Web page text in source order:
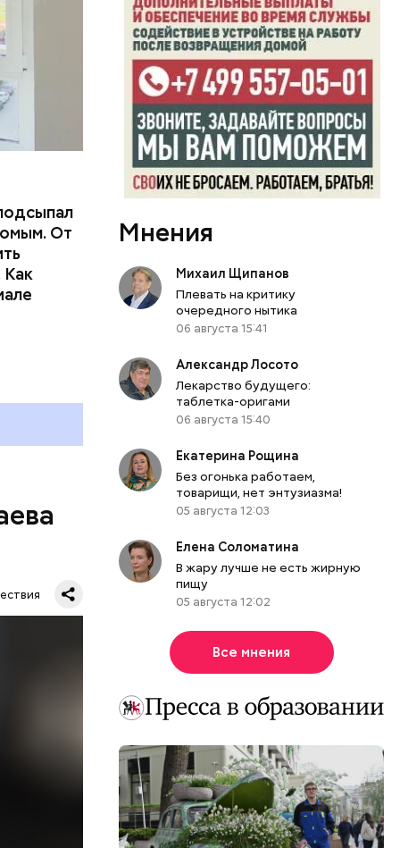
От
дворе
не
и
Мнения
Михаил Щипанов
Плевать на критику
очередного нытика
06 августа 15:41
Александр Лосото
Лекарство будущего:
таблетка-оригами
06 августа 15:40
Екатерина Рощина
Без огонька работаем,
товарищи, нет энтузиазма!
05 августа 12:03
Елена Соломатина
В жару лучше не есть жирную
пищу
05 августа 12:02
Все мнения